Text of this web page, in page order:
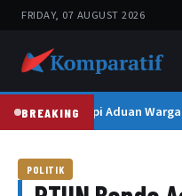
FRIDAY, 07 AUGUST 2026
BREAKING
Tanggapi Aduan
POLITIK